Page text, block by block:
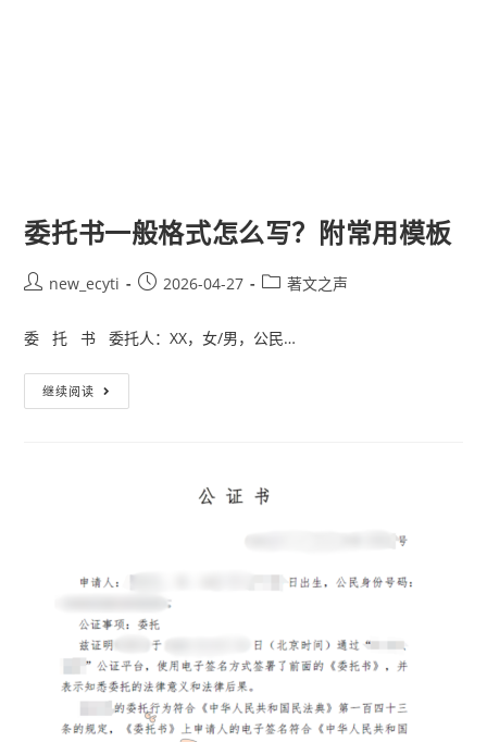
委托书一般格式怎么写？附常用模板
new_ecyti 2026-04-27 著文之声
委 托 书 委托人：XX，女/男，公民…
继续阅读